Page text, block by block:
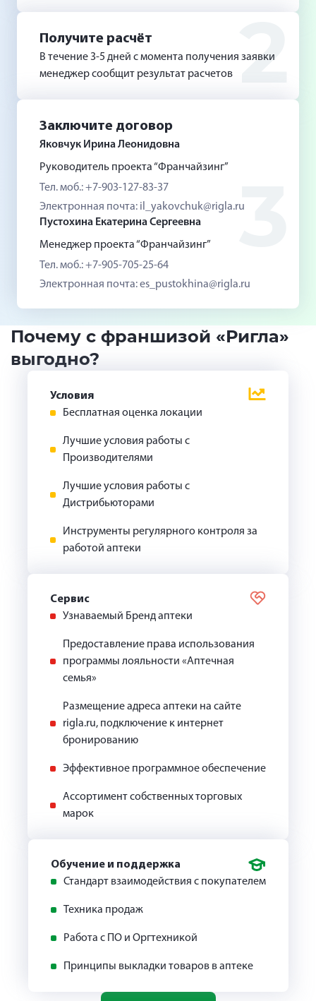
2
Получите расчёт
В течение 3-5 дней с момента получения заявки
менеджер сообщит результат расчетов
3
Заключите договор
Яковчук Ирина Леонидовна
Руководитель проекта “Франчайзинг”
Тел. моб.: +7-903-127-83-37
Электронная почта: il_yakovchuk@rigla.ru
Пустохина Екатерина Сергеевна
Менеджер проекта “Франчайзинг”
Тел. моб.: +7-905-705-25-64
Электронная почта: es_pustokhina@rigla.ru
Почему с франшизой «Ригла»
выгодно?
Условия
Бесплатная оценка локации
Лучшие условия работы с
Производителями
Лучшие условия работы с
Дистрибьюторами
Инструменты регулярного контроля за
работой аптеки
Сервис
Узнаваемый Бренд аптеки
Предоставление права использования
программы лояльности «Аптечная
семья»
Размещение адреса аптеки на сайте
rigla.ru, подключение к интернет
бронированию
Эффективное программное обеспечение
Ассортимент собственных торговых
марок
Обучение и поддержка
Стандарт взаимодействия с покупателем
Техника продаж
Работа с ПО и Оргтехникой
Принципы выкладки товаров в аптеке